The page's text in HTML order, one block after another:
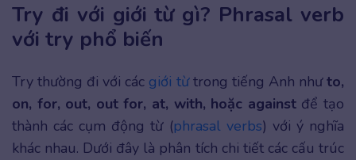
Try đi với giới từ gì? Phrasal verb
với try phổ biến
Try thường đi với các giới từtrong tiếng Anh nhưto,
on, for, out, out for, at, with, hoặc againstđể tạo
thành các cụm động từ (phrasal verbs) với ý nghĩa
khác nhau. Dưới đây là phân tích chi tiết các cấu trúc